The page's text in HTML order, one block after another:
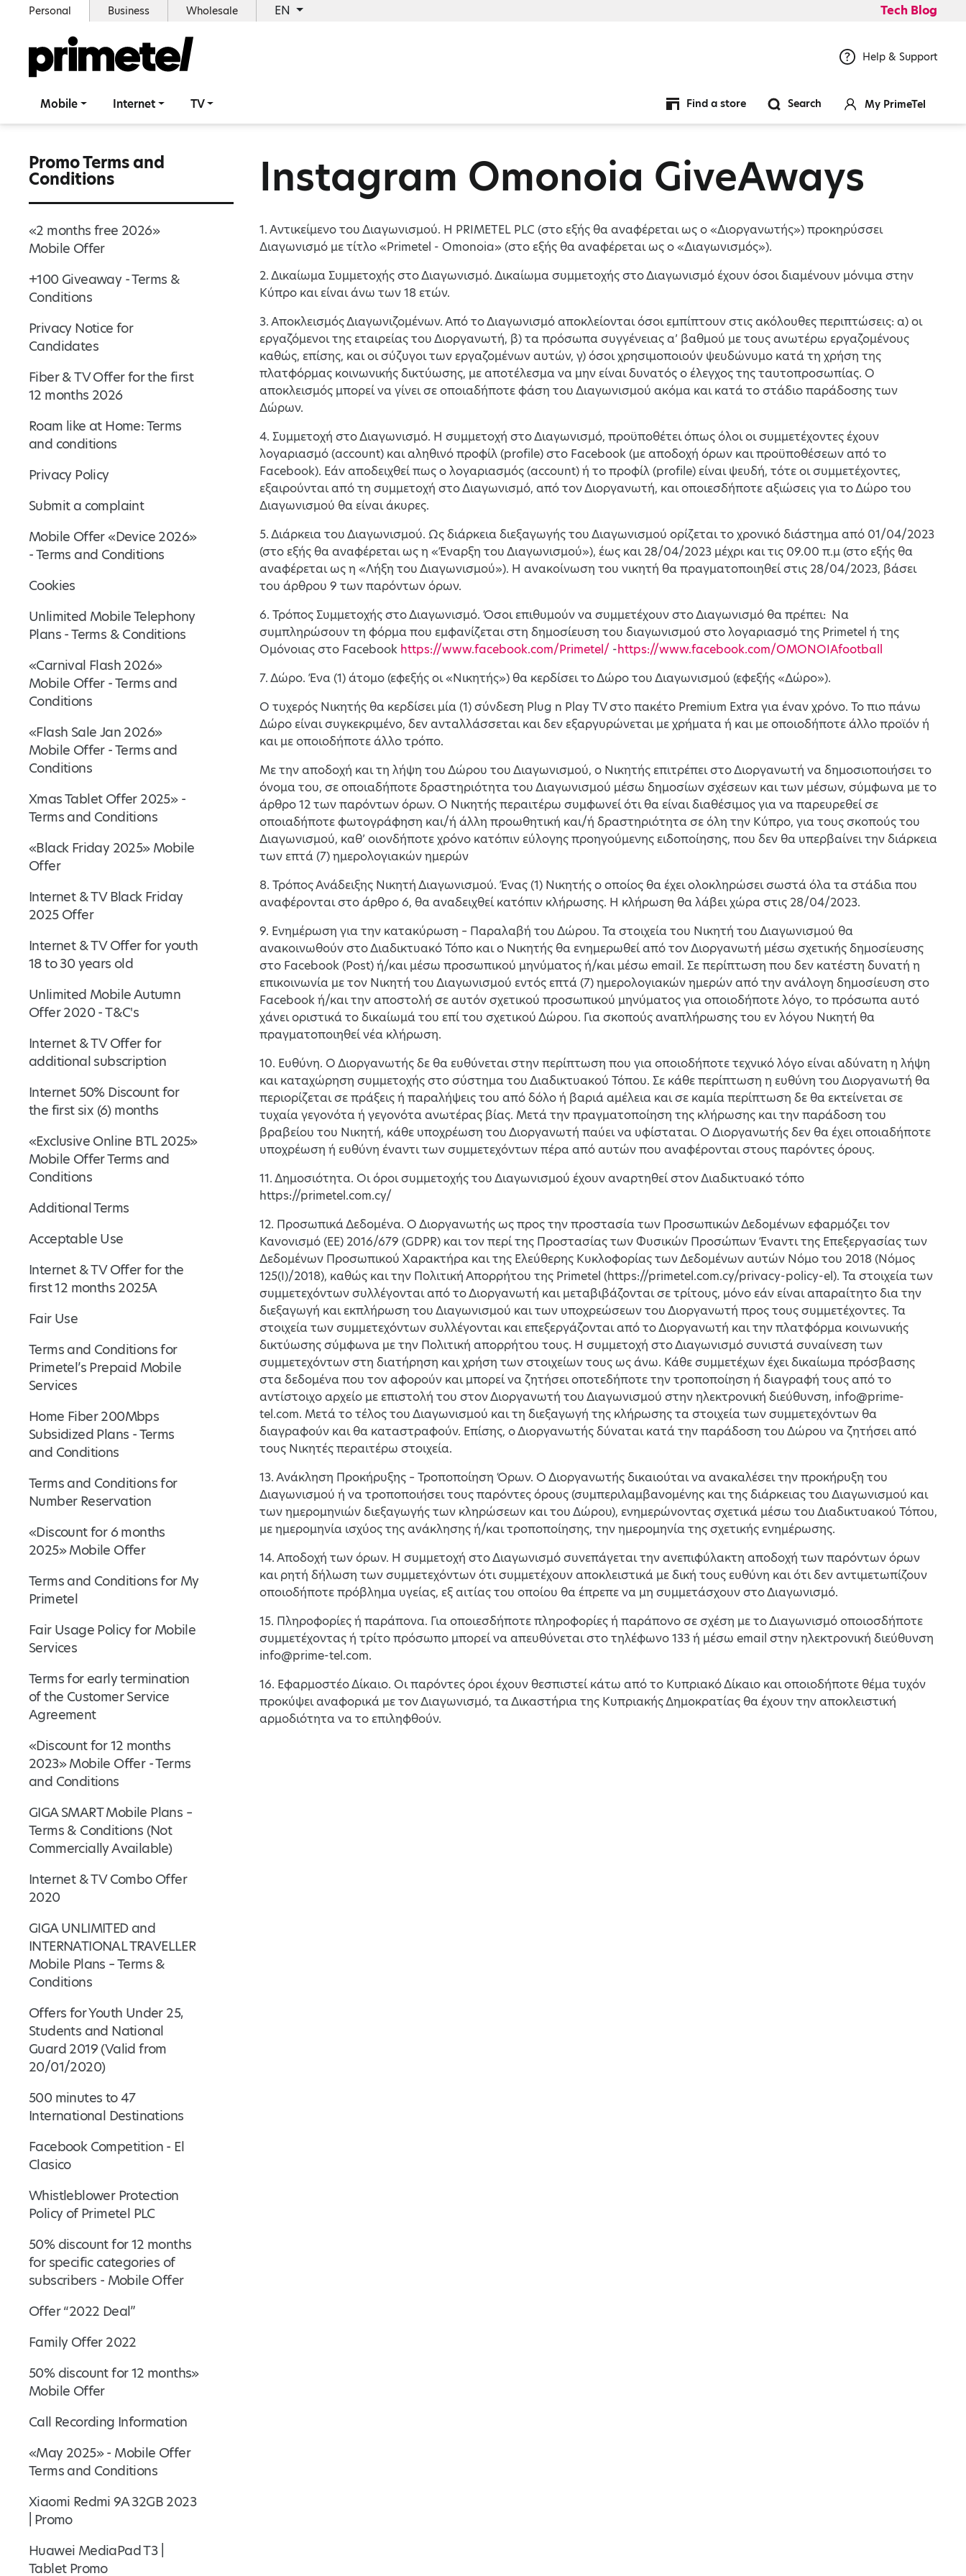
Personal Business Wholesale EN Tech Blog
Help & Support
Mobile Internet TV Find a store Search My PrimeTel
Promo Terms and
Conditions
«2 months free 2026»
Mobile Offer
+100 Giveaway - Terms &
Conditions
Privacy Notice for
Candidates
Fiber & TV Offer for the first
12 months 2026
Roam like at Home: Terms
and conditions
Privacy Policy
Submit a complaint
Mobile Offer «Device 2026»
- Terms and Conditions
Cookies
Unlimited Mobile Telephony
Plans - Terms & Conditions
«Carnival Flash 2026»
Mobile Offer - Terms and
Conditions
«Flash Sale Jan 2026»
Mobile Offer - Terms and
Conditions
Xmas Tablet Offer 2025» -
Terms and Conditions
«Black Friday 2025» Mobile
Offer
Internet & TV Black Friday
2025 Offer
Internet & TV Offer for youth
18 to 30 years old
Unlimited Mobile Autumn
Offer 2020 - T&C's
Internet & TV Offer for
additional subscription
Internet 50% Discount for
the first six (6) months
«Exclusive Online BTL 2025»
Mobile Offer Terms and
Conditions
Additional Terms
Acceptable Use
Internet & TV Offer for the
first 12 months 2025A
Fair Use
Terms and Conditions for
Primetel’s Prepaid Mobile
Services
Home Fiber 200Mbps
Subsidized Plans - Terms
and Conditions
Terms and Conditions for
Number Reservation
«Discount for 6 months
2025» Mobile Offer
Terms and Conditions for My
Primetel
Fair Usage Policy for Mobile
Services
Terms for early termination
of the Customer Service
Agreement
«Discount for 12 months
2023» Mobile Offer - Terms
and Conditions
GIGA SMART Mobile Plans –
Terms & Conditions (Not
Commercially Available)
Internet & TV Combo Offer
2020
GIGA UNLIMITED and
INTERNATIONAL TRAVELLER
Mobile Plans – Terms &
Conditions
Offers for Youth Under 25,
Students and National
Guard 2019 (Valid from
20/01/2020)
500 minutes to 47
International Destinations
Facebook Competition - El
Clasico
Whistleblower Protection
Policy of Primetel PLC
50% discount for 12 months
for specific categories of
subscribers - Mobile Offer
Offer “2022 Deal”
Family Offer 2022
50% discount for 12 months»
Mobile Offer
Call Recording Information
«May 2025» - Mobile Offer
Terms and Conditions
Xiaomi Redmi 9A 32GB 2023
| Promo
Huawei MediaPad T3 |
Tablet Promo
Instagram Omonoia GiveAways
1. Αντικείμενο του Διαγωνισμού. H PRIMETEL PLC (στο εξής θα αναφέρεται ως ο «Διοργανωτής») προκηρύσσει
Διαγωνισμό με τίτλο «Primetel - Omonoia» (στο εξής θα αναφέρεται ως ο «Διαγωνισμός»).
2. Δικαίωμα Συμμετοχής στο Διαγωνισμό. Δικαίωμα συμμετοχής στο Διαγωνισμό έχουν όσοι διαμένουν μόνιμα στην
Κύπρο και είναι άνω των 18 ετών.
3. Αποκλεισμός Διαγωνιζομένων. Από το Διαγωνισμό αποκλείονται όσοι εμπίπτουν στις ακόλουθες περιπτώσεις: α) οι
εργαζόμενοι της εταιρείας του Διοργανωτή, β) τα πρόσωπα συγγένειας α’ βαθμού με τους ανωτέρω εργαζομένους
καθώς, επίσης, και οι σύζυγοι των εργαζομένων αυτών, γ) όσοι χρησιμοποιούν ψευδώνυμο κατά τη χρήση της
πλατφόρμας κοινωνικής δικτύωσης, με αποτέλεσμα να μην είναι δυνατός ο έλεγχος της ταυτοπροσωπίας. Ο
αποκλεισμός μπορεί να γίνει σε οποιαδήποτε φάση του Διαγωνισμού ακόμα και κατά το στάδιο παράδοσης των
Δώρων.
4. Συμμετοχή στο Διαγωνισμό. Η συμμετοχή στο Διαγωνισμό, προϋποθέτει όπως όλοι οι συμμετέχοντες έχουν
λογαριασμό (account) και αληθινό προφίλ (profile) στο Facebook (με αποδοχή όρων και προϋποθέσεων από το
Facebook). Εάν αποδειχθεί πως ο λογαριασμός (account) ή το προφίλ (profile) είναι ψευδή, τότε οι συμμετέχοντες,
εξαιρούνται από τη συμμετοχή στο Διαγωνισμό, από τον Διοργανωτή, και οποιεσδήποτε αξιώσεις για το Δώρο του
Διαγωνισμού θα είναι άκυρες.
5. Διάρκεια του Διαγωνισμού. Ως διάρκεια διεξαγωγής του Διαγωνισμού ορίζεται το χρονικό διάστημα από 01/04/2023
(στο εξής θα αναφέρεται ως η «Έναρξη του Διαγωνισμού»), έως και 28/04/2023 μέχρι και τις 09.00 π.μ (στο εξής θα
αναφέρεται ως η «Λήξη του Διαγωνισμού»). Η ανακοίνωση του νικητή θα πραγματοποιηθεί στις 28/04/2023, βάσει
του άρθρου 9 των παρόντων όρων.
6. Τρόπος Συμμετοχής στο Διαγωνισμό. Όσοι επιθυμούν να συμμετέχουν στο Διαγωνισμό θα πρέπει: Να
συμπληρώσουν τη φόρμα που εμφανίζεται στη δημοσίευση του διαγωνισμού στo λογαριασμό της Primetel ή της
Ομόνοιας στο Facebook https://www.facebook.com/Primetel/ -https://www.facebook.com/OMONOIAfootball
7. Δώρo. Ένα (1) άτομο (εφεξής οι «Νικητής») θα κερδίσει το Δώρο του Διαγωνισμού (εφεξής «Δώρο»).
Ο τυχερός Νικητής θα κερδίσει μία (1) σύνδεση Plug n Play TV στο πακέτο Premium Extra για έναν χρόνο. Το πιο πάνω
Δώρο είναι συγκεκριμένο, δεν ανταλλάσσεται και δεν εξαργυρώνεται με χρήματα ή και με οποιοδήποτε άλλο προϊόν ή
και με οποιοδήποτε άλλο τρόπο.
Με την αποδοχή και τη λήψη του Δώρου του Διαγωνισμού, ο Νικητής επιτρέπει στο Διοργανωτή να δημοσιοποιήσει το
όνομα του, σε οποιαδήποτε δραστηριότητα του Διαγωνισμού μέσω δημοσίων σχέσεων και των μέσων, σύμφωνα με το
άρθρο 12 των παρόντων όρων. Ο Νικητής περαιτέρω συμφωνεί ότι θα είναι διαθέσιμος για να παρευρεθεί σε
οποιαδήποτε φωτογράφηση και/ή άλλη προωθητική και/ή δραστηριότητα σε όλη την Κύπρο, για τους σκοπούς του
Διαγωνισμού, καθ’ οιονδήποτε χρόνο κατόπιν εύλογης προηγούμενης ειδοποίησης, που δεν θα υπερβαίνει την διάρκεια
των επτά (7) ημερολογιακών ημερών
8. Τρόπος Ανάδειξης Νικητή Διαγωνισμού. Ένας (1) Νικητής ο οποίος θα έχει ολοκληρώσει σωστά όλα τα στάδια που
αναφέρονται στο άρθρο 6, θα αναδειχθεί κατόπιν κλήρωσης. Η κλήρωση θα λάβει χώρα στις 28/04/2023.
9. Ενημέρωση για την κατακύρωση – Παραλαβή του Δώρου. Τα στοιχεία του Νικητή του Διαγωνισμού θα
ανακοινωθούν στο Διαδικτυακό Τόπο και ο Νικητής θα ενημερωθεί από τον Διοργανωτή μέσω σχετικής δημοσίευσης
στο Facebook (Post) ή/και μέσω προσωπικού μηνύματος ή/και μέσω email. Σε περίπτωση που δεν κατέστη δυνατή η
επικοινωνία με τον Νικητή του Διαγωνισμού εντός επτά (7) ημερολογιακών ημερών από την ανάλογη δημοσίευση στο
Facebook ή/και την αποστολή σε αυτόν σχετικού προσωπικού μηνύματος για οποιοδήποτε λόγο, το πρόσωπα αυτό
χάνει οριστικά το δικαίωμά του επί του σχετικού Δώρου. Για σκοπούς αναπλήρωσης του εν λόγου Νικητή θα
πραγματοποιηθεί νέα κλήρωση.
10. Ευθύνη. Ο Διοργανωτής δε θα ευθύνεται στην περίπτωση που για οποιοδήποτε τεχνικό λόγο είναι αδύνατη η λήψη
και καταχώρηση συμμετοχής στο σύστημα του Διαδικτυακού Τόπου. Σε κάθε περίπτωση η ευθύνη του Διοργανωτή θα
περιορίζεται σε πράξεις ή παραλήψεις του από δόλο ή βαριά αμέλεια και σε καμία περίπτωση δε θα εκτείνεται σε
τυχαία γεγονότα ή γεγονότα ανωτέρας βίας. Μετά την πραγματοποίηση της κλήρωσης και την παράδοση του
βραβείου του Νικητή, κάθε υποχρέωση του Διοργανωτή παύει να υφίσταται. Ο Διοργανωτής δεν θα έχει οποιαδήποτε
υποχρέωση ή ευθύνη έναντι των συμμετεχόντων πέρα από αυτών που αναφέρονται στους παρόντες όρους.
11. Δημοσιότητα. Οι όροι συμμετοχής του Διαγωνισμού έχουν αναρτηθεί στον Διαδικτυακό τόπο
https://primetel.com.cy/
12. Προσωπικά Δεδομένα. Ο Διοργανωτής ως προς την προστασία των Προσωπικών Δεδομένων εφαρμόζει τον
Κανονισμό (ΕΕ) 2016/679 (GDPR) και τον περί της Προστασίας των Φυσικών Προσώπων Έναντι της Επεξεργασίας των
Δεδομένων Προσωπικού Χαρακτήρα και της Ελεύθερης Κυκλοφορίας των Δεδομένων αυτών Νόμο του 2018 (Νόμος
125(Ι)/2018), καθώς και την Πολιτική Απορρήτου της Primetel (https://primetel.com.cy/privacy-policy-el). Τα στοιχεία των
συμμετεχόντων συλλέγονται από το Διοργανωτή και μεταβιβάζονται σε τρίτους, μόνο εάν είναι απαραίτητο δια την
διεξαγωγή και εκπλήρωση του Διαγωνισμού και των υποχρεώσεων του Διοργανωτή προς τους συμμετέχοντες. Τα
στοιχεία των συμμετεχόντων συλλέγονται και επεξεργάζονται από το Διοργανωτή και την πλατφόρμα κοινωνικής
δικτύωσης σύμφωνα με την Πολιτική απορρήτου τους. Η συμμετοχή στο Διαγωνισμό συνιστά συναίνεση των
συμμετεχόντων στη διατήρηση και χρήση των στοιχείων τους ως άνω. Κάθε συμμετέχων έχει δικαίωμα πρόσβασης
στα δεδομένα που τον αφορούν και μπορεί να ζητήσει οποτεδήποτε την τροποποίηση ή διαγραφή τους από το
αντίστοιχο αρχείο με επιστολή του στον Διοργανωτή του Διαγωνισμού στην ηλεκτρονική διεύθυνση, info@prime-
tel.com. Μετά το τέλος του Διαγωνισμού και τη διεξαγωγή της κλήρωσης τα στοιχεία των συμμετεχόντων θα
διαγραφούν και θα καταστραφούν. Επίσης, ο Διοργανωτής δύναται κατά την παράδοση του Δώρου να ζητήσει από
τους Νικητές περαιτέρω στοιχεία.
13. Ανάκληση Προκήρυξης – Τροποποίηση Όρων. Ο Διοργανωτής δικαιούται να ανακαλέσει την προκήρυξη του
Διαγωνισμού ή να τροποποιήσει τους παρόντες όρους (συμπεριλαμβανομένης και της διάρκειας του Διαγωνισμού και
των ημερομηνιών διεξαγωγής των κληρώσεων και του Δώρου), ενημερώνοντας σχετικά μέσω του Διαδικτυακού Τόπου,
με ημερομηνία ισχύος της ανάκλησης ή/και τροποποίησης, την ημερομηνία της σχετικής ενημέρωσης.
14. Αποδοχή των όρων. Η συμμετοχή στο Διαγωνισμό συνεπάγεται την ανεπιφύλακτη αποδοχή των παρόντων όρων
και ρητή δήλωση των συμμετεχόντων ότι συμμετέχουν αποκλειστικά με δική τους ευθύνη και ότι δεν αντιμετωπίζουν
οποιοδήποτε πρόβλημα υγείας, εξ αιτίας του οποίου θα έπρεπε να μη συμμετάσχουν στο Διαγωνισμό.
15. Πληροφορίες ή παράπονα. Για οποιεσδήποτε πληροφορίες ή παράπονο σε σχέση με το Διαγωνισμό οποιοσδήποτε
συμμετέχοντας ή τρίτο πρόσωπο μπορεί να απευθύνεται στο τηλέφωνο 133 ή μέσω email στην ηλεκτρονική διεύθυνση
info@prime-tel.com.
16. Εφαρμοστέο Δίκαιο. Οι παρόντες όροι έχουν θεσπιστεί κάτω από το Κυπριακό Δίκαιο και οποιοδήποτε θέμα τυχόν
προκύψει αναφορικά με τον Διαγωνισμό, τα Δικαστήρια της Κυπριακής Δημοκρατίας θα έχουν την αποκλειστική
αρμοδιότητα να το επιληφθούν.